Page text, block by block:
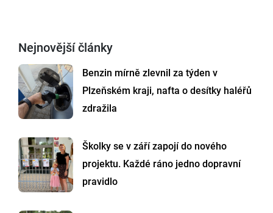
Nejnovější články
Benzin mírně zlevnil za týden v
Plzeňském kraji, nafta o desítky haléřů
zdražila
Školky se v září zapojí do nového
projektu. Každé ráno jedno dopravní
pravidlo